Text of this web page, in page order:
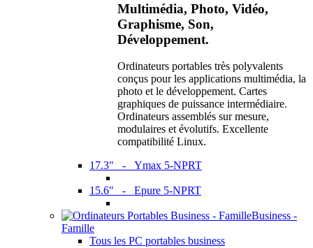
Multimédia, Photo, Vidéo,
Graphisme, Son,
Développement.
Ordinateurs portables très polyvalents
conçus pour les applications multimédia, la
photo et le développement. Cartes
graphiques de puissance intermédiaire.
Ordinateurs assemblés sur mesure,
modulaires et évolutifs. Excellente
compatibilité Linux.
17.3" - Ymax 5-NPRT
15.6" - Epure 5-NPRT
Business -
Famille
Tous les PC portables business